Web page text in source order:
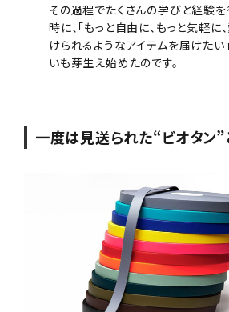
その過程でたくさんの学びと経験を
時に、「もっと自由に、もっと気軽
けられるようなアイテムを届けたい
いも芽生え始めたのです。
一度は見送られた“ビオタン”